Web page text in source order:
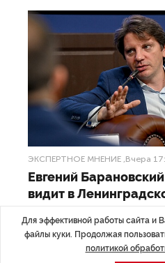
ЭКСПЕРТНОЕ МНЕНИЕ ,Вчера
Евгений
видит в
Интервью с вице-губернатором
области Евгением Барановским.
Для эффективной работы сайта и
файлы куки. Продолжая
политикой